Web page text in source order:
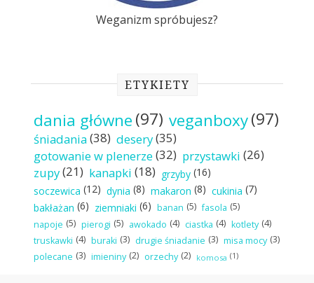
Weganizm spróbujesz?
ETYKIETY
dania główne(97) veganboxy(97)
śniadania(38) desery(35)
gotowanie w plenerze(32) przystawki (26)
zupy(21) kanapki (18) grzyby (16)
soczewica (12) dynia (8) makaron (8) cukinia (7)
bakłażan (6) ziemniaki (6) banan (5) fasola (5)
napoje (5) pierogi (5) awokado (4) ciastka (4) kotlety (4)
truskawki (4) buraki (3) drugie śniadanie (3) misa mocy (3)
polecane (3) imieniny (2) orzechy (2) komosa (1)